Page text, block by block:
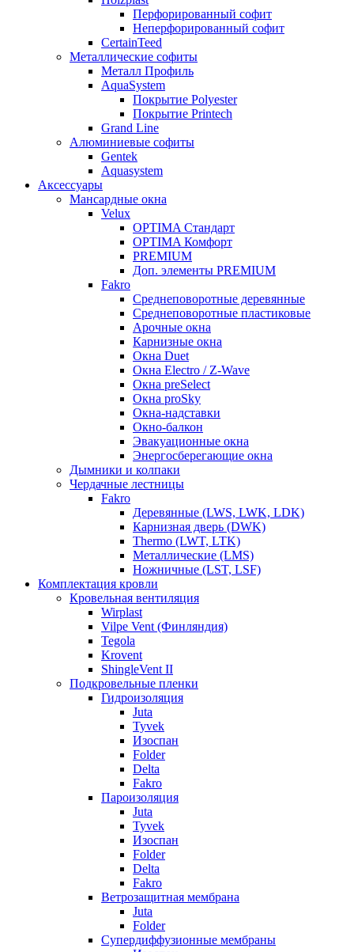
Перфорированный софит
Неперфорированный софит
CertainTeed
Металлические софиты
Металл Профиль
AquaSystem
Покрытие Polyester
Покрытие Printech
Grand Line
Алюминиевые софиты
Gentek
Aquasystem
Аксессуары
Мансардные окна
Velux
OPTIMA Стандарт
OPTIMA Комфорт
PREMIUM
Доп. элементы PREMIUM
Fakro
Cреднеповоротные деревянные
Cреднеповоротные пластиковые
Арочные окна
Карнизные окна
Окна Duet
Окна Electro / Z-Wave
Окна preSelect
Окна proSky
Окна-надставки
Окно-балкон
Эвакуационные окна
Энергосберегающие окна
Дымники и колпаки
Чердачные лестницы
Fakro
Деревянные (LWS, LWK, LDK)
Карнизная дверь (DWK)
Thermo (LWT, LTK)
Металлические (LMS)
Ножничные (LST, LSF)
Комплектация кровли
Кровельная вентиляция
Wirplast
Vilpe Vent (Финляндия)
Tegola
Krovent
ShingleVent II
Подкровельные пленки
Гидроизоляция
Juta
Tyvek
Изоспан
Folder
Delta
Fakro
Пароизоляция
Juta
Tyvek
Изоспан
Folder
Delta
Fakro
Ветрозащитная мембрана
Juta
Folder
Супердиффузионные мембраны